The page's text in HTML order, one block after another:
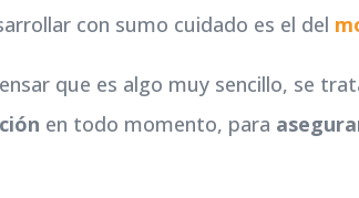
con sumo cuidado es el del
que es algo muy sencillo, se
en todo momento, para